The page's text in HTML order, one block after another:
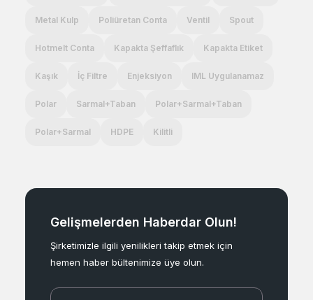
Metal Kulp Poliüretan Conta Ventil Spout
Hotmelt Conta Kapakta Şeffaflık Kapakta Etiket
Kaşık İç Filtre Enjeksiyon IML Uygulanamaz
Polar Sarmal+Taban Polar+Sarmal+Taban
Polar+Sarmal HDPE Kilitli
Gelişmelerden Haberdar Olun!
Şirketimizle ilgili yenilikleri takip etmek için
hemen haber bültenimize üye olun.